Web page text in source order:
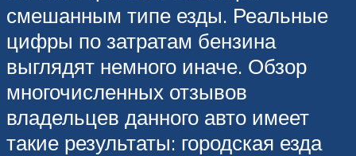
смешанным типе езды. Реальные
цифры по затратам бензина
выглядят немного иначе. Обзор
многочисленных отзывов
владельцев данного авто имеет
такие результаты: городская езда